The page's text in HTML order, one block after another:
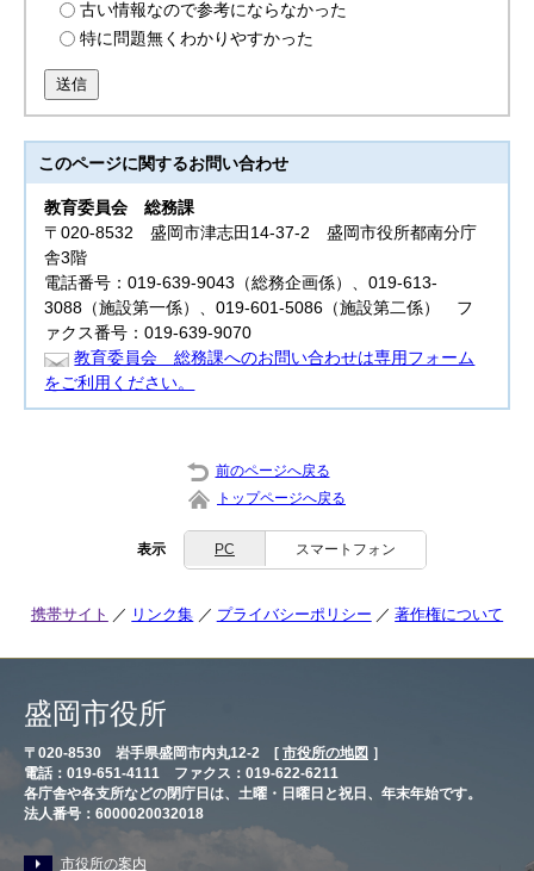
古い情報なので参考にならなかった
特に問題無くわかりやすかった
送信
このページに関するお問い合わせ
教育委員会総務課
〒020-8532 盛岡市津志田14-37-2 盛岡市役所都南分庁
舎3階
電話番号：019-639-9043（総務企画係）、019-613-
3088（施設第一係）、019-601-5086（施設第二係） フ
ァクス番号：019-639-9070
教育委員会 総務課へのお問い合わせは専用フォーム
をご利用ください。
前のページへ戻る
トップページへ戻る
表示 PC スマートフォン
携帯サイト リンク集 プライバシーポリシー 著作権について
盛岡市役所
〒020-8530 岩手県盛岡市内丸12-2 [ 市役所の地図 ］
電話：019-651-4111 ファクス：019-622-6211
各庁舎や各支所などの閉庁日は、土曜・日曜日と祝日、年末年始です。
法人番号：6000020032018
市役所の案内